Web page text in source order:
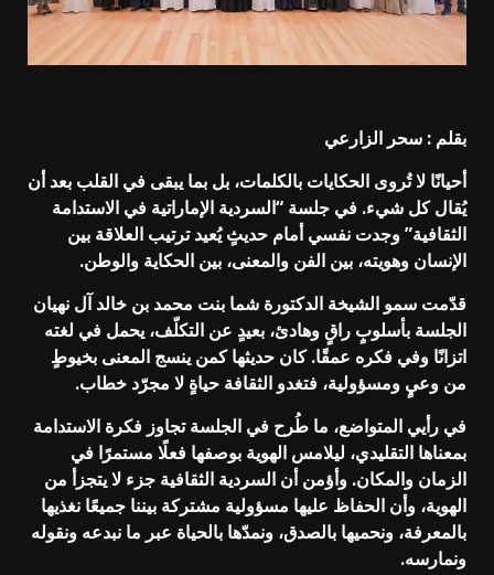
بقلم : سحر الزارعي
أحيانًا لا تُروى الحكايات بالكلمات، بل بما يبقى في القلب بعد أن
يُقال كل شيء. في جلسة “السردية الإماراتية في الاستدامة
الثقافية” وجدت نفسي أمام حديثٍ يُعيد ترتيب العلاقة بين
الإنسان وهويته، بين الفن والمعنى، بين الحكاية والوطن.
قدّمت سمو الشيخة الدكتورة شما بنت محمد بن خالد آل نهيان
الجلسة بأسلوبٍ راقٍ وهادئ، بعيدٍ عن التكلّف، يحمل في لغته
اتزانًا وفي فكره عمقًا. كان حديثها كمن ينسج المعنى بخيوطٍ
من وعيٍ ومسؤولية، فتغدو الثقافة حياةٍ لا مجرّد خطاب.
في رأيي المتواضع، ما طُرح في الجلسة تجاوز فكرة الاستدامة
بمعناها التقليدي، ليلامس الهوية بوصفها فعلًا مستمرًا في
الزمان والمكان. وأؤمن أن السردية الثقافية جزء لا يتجزأ من
الهوية، وأن الحفاظ عليها مسؤولية مشتركة بيننا جميعًا نغذيها
بالمعرفة، ونحميها بالصدق، ونمدّها بالحياة عبر ما نبدعه ونقوله
ونمارسه.